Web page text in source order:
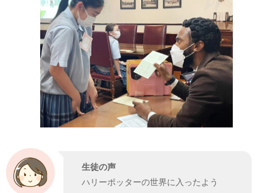
生徒の声
ハリーポッターの世界に入ったよう